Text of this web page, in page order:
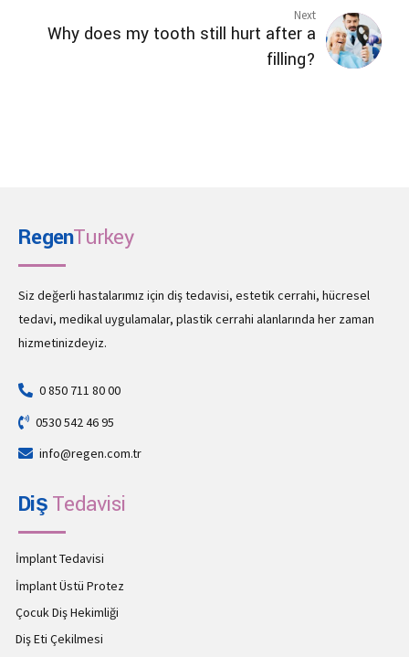
Next
Why does my tooth still hurt after a
filling?
RegenTurkey
Siz değerli hastalarımız için diş tedavisi, estetik cerrahi, hücresel
tedavi, medikal uygulamalar, plastik cerrahi alanlarında her zaman
hizmetinizdeyiz.
0 850 711 80 00
0530 542 46 95
info@regen.com.tr
DişTedavisi
İmplant Tedavisi
İmplant Üstü Protez
Çocuk Diş Hekimliği
Diş Eti Çekilmesi